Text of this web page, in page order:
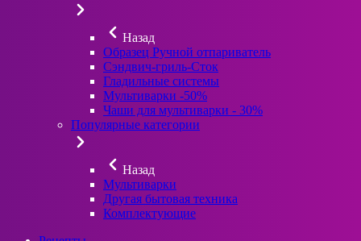
Назад
Образец Ручной отпариватель
Сэндвич-гриль-Сток
Гладильные системы
Мультиварки -50%
Чаши для мультиварки - 30%
Популярные категории
Назад
Мультиварки
Другая бытовая техника
Комплектующие